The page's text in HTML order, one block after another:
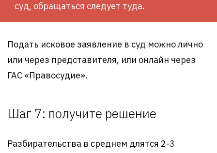
суд, обращаться следует туда.
Подать исковое заявление в суд можно лично
или через представителя, или онлайн через
ГАС «Правосудие».
Шаг 7: получите решение
Разбирательства в среднем длятся 2-3